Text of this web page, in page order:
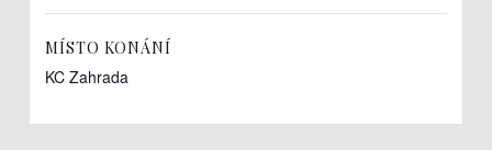
MÍSTO KONÁNÍ
KC Zahrada